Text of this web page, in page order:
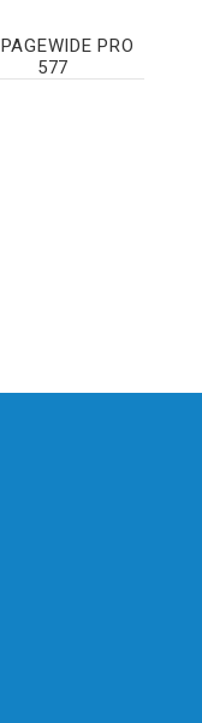
PAGEWIDE PRO
577